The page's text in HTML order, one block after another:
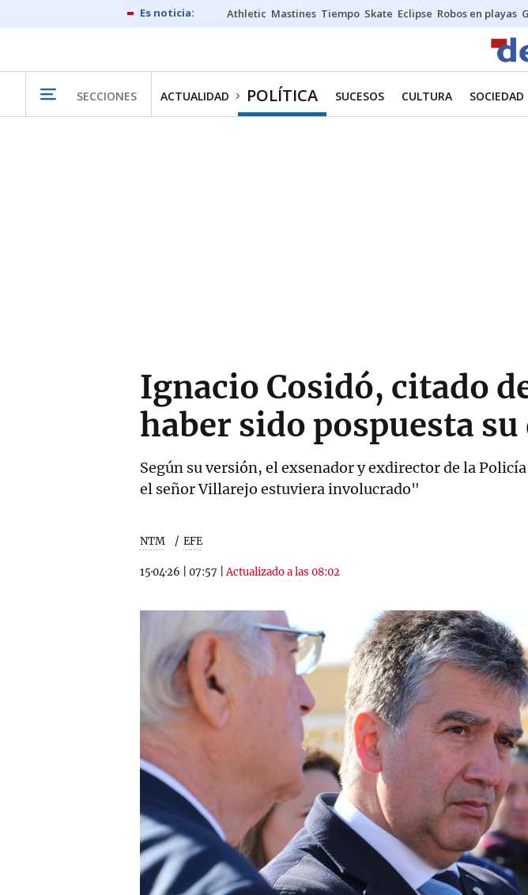
Athletic Mastines Tiempo Skate Eclipse Robos en playas
SECCIONES ACTUALIDAD POLÍTICA SUCESOS CULTURA SOCIEDAD
Ignacio Cosidó, citado
haber sido pospuesta
Según su versión, el exsenador y exdirector de la
el señor Villarejo estuviera involucrado"
NTM EFE
15·04·26 07:57 |Actualizado a las 08:02